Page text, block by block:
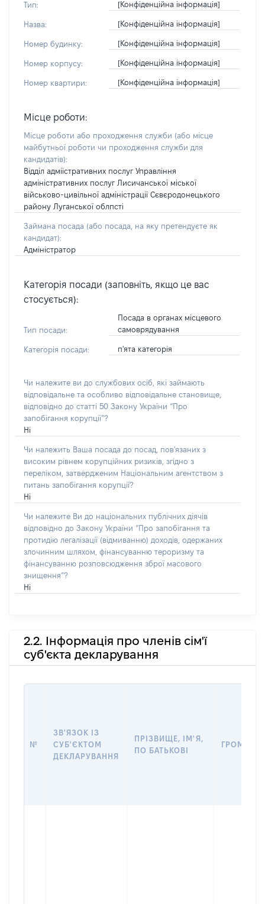
Тип: [Конфіденційна інформація]
Назва: [Конфіденційна інформація]
Номер будинку: [Конфіденційна інформація]
Номер корпусу: [Конфіденційна інформація]
Номер квартири: [Конфіденційна інформація]
Місце роботи:
Місце роботи або проходження служби (або місце
майбутньої роботи чи проходження служби для
кандидатів):
Відділ адміістративних послуг Управління
адміністративних послуг Лисичанської міської
військово-цивільної адміністрації Сєвєродонецького
району Луганської облпсті
Займана посада (або посада, на яку претендуєте як
кандидат):
Адміністратор
Категорія посади (заповніть, якщо це вас
стосується):
Тип посади:
Посада в органах місцевого
самоврядування
Категорія посади: п'ята категорія
Чи належите ви до службових осіб, які займають
відповідальне та особливо відповідальне становище,
відповідно до статті 50 Закону України “Про
запобігання корупції”?
Ні
Чи належить Ваша посада до посад, пов'язаних з
високим рівнем корупційних ризиків, згідно з
переліком, затвердженим Національним агентством з
питань запобігання корупції?
Ні
Чи належите Ви до національних публічних діячів
відповідно до Закону України “Про запобігання та
протидію легалізації (відмиванню) доходів, одержаних
злочинним шляхом, фінансуванню тероризму та
фінансуванню розповсюдження зброї масового
знищення”?
Ні
2.2. Інформація про членів сім'ї
суб'єкта декларування
№
ЗВ'ЯЗОК ІЗ
СУБ'ЄКТОМ
ДЕКЛАРУВАННЯ
ПРІЗВИЩЕ, ІМ'Я,
ПО БАТЬКОВІ